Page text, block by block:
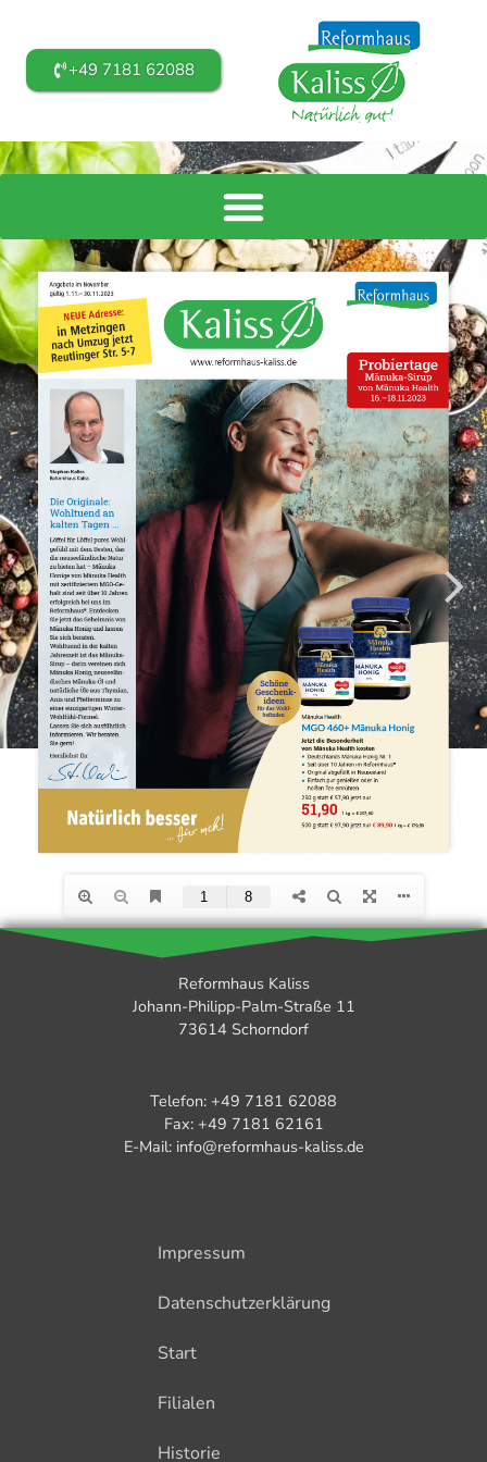
+49 7181 62088
Reformhaus Kaliss
Johann-Philipp-Palm-Straße 11
73614 Schorndorf
Telefon: +49 7181 62088
Fax: +49 7181 62161
E-Mail: info@reformhaus-kaliss.de
Impressum
Datenschutzerklärung
Start
Filialen
Historie